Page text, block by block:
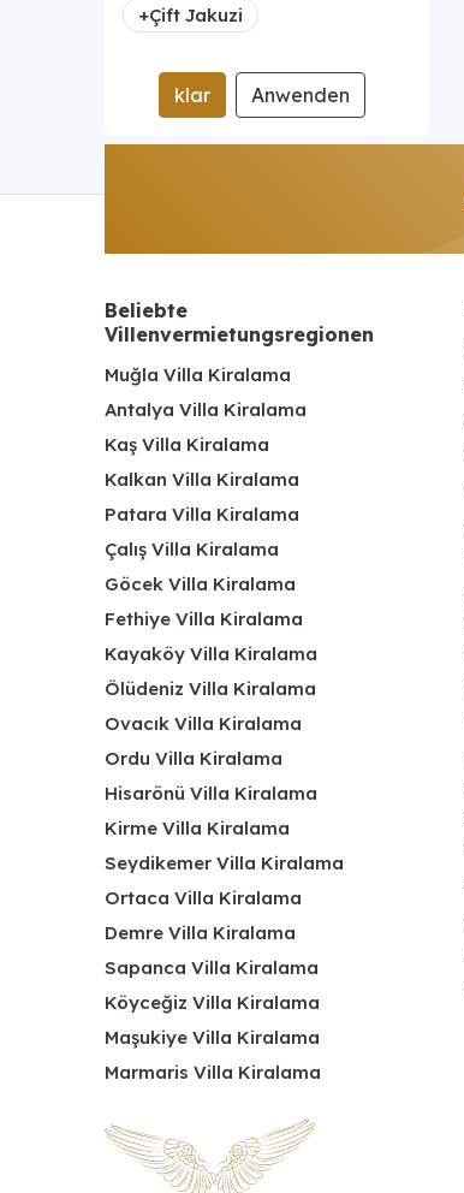
+Çift Jakuzi
klar Anwenden
Beliebte
Villenvermietungsregionen
Muğla Villa Kiralama
Antalya Villa Kiralama
Kaş Villa Kiralama
Kalkan Villa Kiralama
Patara Villa Kiralama
Çalış Villa Kiralama
Göcek Villa Kiralama
Fethiye Villa Kiralama
Kayaköy Villa Kiralama
Ölüdeniz Villa Kiralama
Ovacık Villa Kiralama
Ordu Villa Kiralama
Hisarönü Villa Kiralama
Kirme Villa Kiralama
Seydikemer Villa Kiralama
Ortaca Villa Kiralama
Demre Villa Kiralama
Sapanca Villa Kiralama
Köyceğiz Villa Kiralama
Maşukiye Villa Kiralama
Marmaris Villa Kiralama